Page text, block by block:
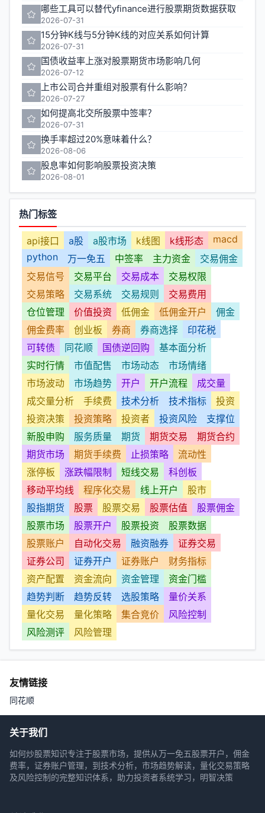
哪些工具可以替代yfinance进行股票期货数据获取
2026-07-31
15分钟K线与5分钟K线的对应关系如何计算
2026-07-31
国债收益率上涨对股票期货市场影响几何
2026-07-12
上市公司合并重组对股票有什么影响？
2026-07-27
如何提高北交所股票中签率？
2026-07-31
换手率超过20%意味着什么？
2026-08-06
股息率如何影响股票投资决策
2026-08-01
热门标签
api接口 a股 a股市场 k线图 k线形态
macd
python
万一免五 中签率 主力资金
交易佣金
交易信号
交易平台 交易成本
交易权限
交易策略
交易系统 交易规则
交易费用
仓位管理
价值投资 低佣金 低佣金开户
佣金
佣金费率
创业板 券商 券商选择
印花税
可转债
同花顺 国债逆回购
基本面分析
实时行情
市值配售 市场动态
市场情绪
市场波动
市场趋势 开户 开户流程
成交量
成交量分析
手续费 技术分析 技术指标
投资
投资决策
投资策略 投资者 投资风险
支撑位
新股申购
服务质量 期货 期货交易
期货合约
期货市场
期货手续费 止损策略
流动性
涨停板
涨跌幅限制 短线交易
科创板
移动平均线
程序化交易 线上开户
股市
股指期货
股票 股票交易 股票估值
股票佣金
股票市场
股票开户 股票投资
股票数据
股票账户
自动化交易 融资融券
证券交易
证券公司
证券开户 证券账户
财务指标
资产配置
资金流向 资金管理
资金门槛
趋势判断
趋势反转 选股策略
量价关系
量化交易
量化策略 集合竞价
风险控制
风险测评
风险管理
友情链接
同花顺
关于我们
如何炒股票知识专注于股票市场，提供从万一免五股票开户，佣金
费率，证券账户管理，到技术分析，市场趋势解读，量化交易策略
及风险控制的完整知识体系，助力投资者系统学习，明智决策